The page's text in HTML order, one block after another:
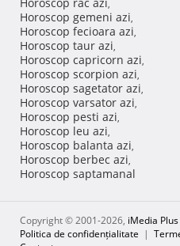
,
Horoscop gemeni azi,
Horoscop fecioara azi,
Horoscop taur azi,
Horoscop capricorn azi,
Horoscop scorpion azi,
Horoscop sagetator azi,
Horoscop varsator azi,
Horoscop pesti azi,
Horoscop leu azi,
Horoscop balanta azi,
Horoscop berbec azi,
Horoscop saptamanal
Copyright © 2001-2026, iMedia
Politica de confidențialitate |